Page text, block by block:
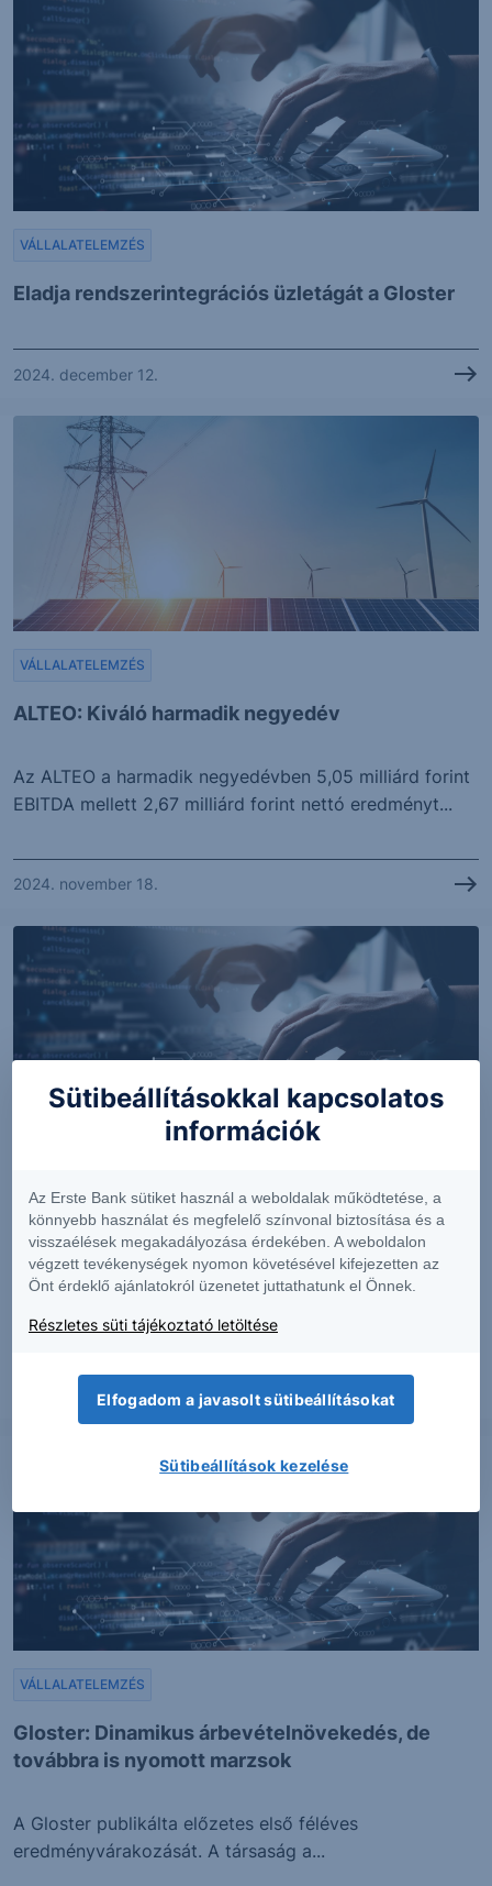
Eladja rendszerintegrációs üzletágát a Gloster
VÁLLALATELEMZÉS
2024. december 12.
ALTEO: Kiváló harmadik negyedév
VÁLLALATELEMZÉS
Az ALTEO a harmadik negyedévben 5,05 milliárd forint
EBITDA mellett 2,67 milliárd forint nettó eredményt...
2024. november 18.
Gloster: Impozáns árbevétel, romló marzsok
A Gloster szeptember 25-én publikálta első féléves
eredményét. A társaság a...
2024. szeptember 26.
Gloster: Dinamikus árbevételnövekedés, de
továbbra is nyomott marzsok
VÁLLALATELEMZÉS
A Gloster publikálta előzetes első féléves
eredményvárakozását. A társaság a...
Sütibeállításokkal kapcsolatos
információk
Az Erste Bank sütiket használ a weboldalak működtetése, a
könnyebb használat és megfelelő színvonal biztosítása és a
visszaélések megakadályozása érdekében. A weboldalon
végzett tevékenységek nyomon követésével kifejezetten az
Önt érdeklő ajánlatokról üzenetet juttathatunk el Önnek.
Részletes süti tájékoztató letöltése
Elfogadom a javasolt sütibeállításokat
Sütibeállítások kezelése